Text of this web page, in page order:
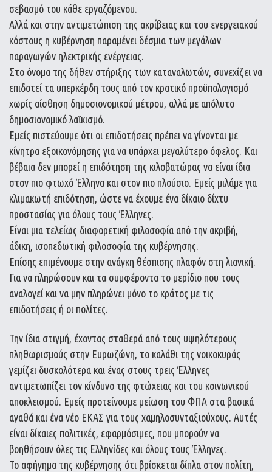
σεβασμό του κάθε εργαζόμενου.
Αλλά και στην αντιμετώπιση της ακρίβειας και του ενεργειακού
κόστους η κυβέρνηση παραμένει δέσμια των μεγάλων
παραγωγών ηλεκτρικής ενέργειας.
Στο όνομα της δήθεν στήριξης των καταναλωτών, συνεχίζει να
επιδοτεί τα υπερκέρδη τους από τον κρατικό προϋπολογισμό
χωρίς αίσθηση δημοσιονομικού μέτρου, αλλά με απόλυτο
δημοσιονομικό λαϊκισμό.
Εμείς πιστεύουμε ότι οι επιδοτήσεις πρέπει να γίνονται με
κίνητρα εξοικονόμησης για να υπάρχει μεγαλύτερο όφελος. Και
βέβαια δεν μπορεί η επιδότηση της κιλοβατώρας να είναι ίδια
στον πιο φτωχό Έλληνα και στον πιο πλούσιο. Εμείς μιλάμε για
κλιμακωτή επιδότηση, ώστε να έχουμε ένα δίκαιο δίχτυ
προστασίας για όλους τους Έλληνες.
Είναι μια τελείως διαφορετική φιλοσοφία από την ακριβή,
άδικη, ισοπεδωτική φιλοσοφία της κυβέρνησης.
Επίσης επιμένουμε στην ανάγκη θέσπισης πλαφόν στη λιανική.
Για να πληρώσουν και τα συμφέροντα το μερίδιο που τους
αναλογεί και να μην πληρώνει μόνο το κράτος με τις
επιδοτήσεις ή οι πολίτες.
Την ίδια στιγμή, έχοντας σταθερά από τους υψηλότερους
πληθωρισμούς στην Ευρωζώνη, το καλάθι της νοικοκυράς
γεμίζει δυσκολότερα και ένας στους τρεις Έλληνες
αντιμετωπίζει τον κίνδυνο της φτώχειας και του κοινωνικού
αποκλεισμού. Εμείς προτείνουμε μείωση του ΦΠΑ στα βασικά
αγαθά και ένα νέο ΕΚΑΣ για τους χαμηλοσυνταξιούχους. Αυτές
είναι δίκαιες πολιτικές, εφαρμόσιμες, που μπορούν να
βοηθήσουν όλες τις Ελληνίδες και όλους τους Έλληνες.
Το αφήγημα της κυβέρνησης ότι βρίσκεται δίπλα στον πολίτη,